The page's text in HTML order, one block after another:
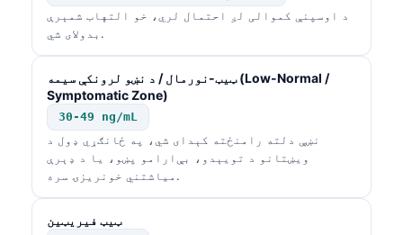
د اوسپنې کموالی لږ احتمال لري، خو التهاب شمېرې
بدولای شي.
ټیټ-نورمال / د نښو لرونکې سیمه (Low-Normal /
Symptomatic Zone)
30-49 ng/mL
نښې دلته رامنځته کېدای شي، په ځانګړي ډول د
ویښتانو د تویېدو، بې‌ارامو پښو، یا د ډېرې
میاشتني خونریزۍ سره.
ټیټ فیریټین